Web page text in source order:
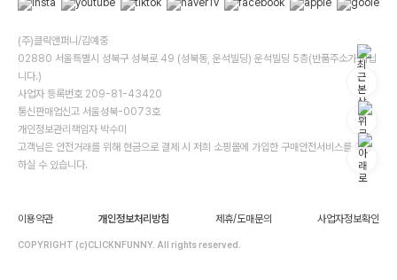
(주)클릭앤퍼니/김예중
02880 서울특별시 성북구 성북로 49 (성북동, 운석빌딩) 운석빌딩 5층(반품주소가 아닙
니다.)
사업자 등록번호 209-81-43420
통신판매업신고 서울성북-0073호
개인정보관리책임자 박수미
고객님은 안전거래를 위해 현금으로 결제 시 저희 소핑몰에 가입한 구매안전서비스를 이용
하실 수 있습니다.
이용약관 개인정보처리방침 제휴/도매문의 사업자정보확인
COPYRIGHT (c)CLICKNFUNNY. All rights reserved.